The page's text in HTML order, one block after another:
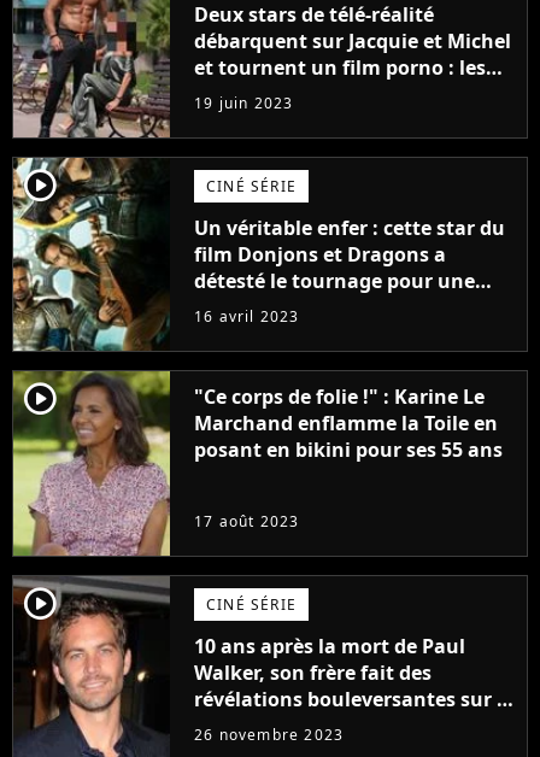
Deux stars de télé-réalité
débarquent sur Jacquie et Michel
et tournent un film porno : les
premières images du tournage
(exclu)
19 juin 2023
player2 CINÉ SÉRIE
Un véritable enfer : cette star du
film Donjons et Dragons a
détesté le tournage pour une
raison très spéciale
16 avril 2023
player2
"Ce corps de folie !" : Karine Le
Marchand enflamme la Toile en
posant en bikini pour ses 55 ans
17 août 2023
player2 CINÉ SÉRIE
10 ans après la mort de Paul
Walker, son frère fait des
révélations bouleversantes sur la
réaction des acteurs de Fast and
26 novembre 2023